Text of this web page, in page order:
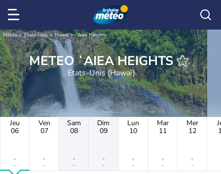
Météo Etats-Unis Hawaï ʻAiea Heights
METEO ʻAIEA HEIGHTS
Etats-Unis (Hawaï)
Jeu
06
-
-
Ven
07
-
-
Sam
08
-
-
Dim
09
-
-
Lun
10
-
-
Mar
11
-
-
Mer
12
-
-